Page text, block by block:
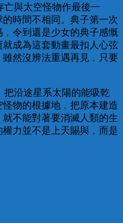
亡與太空怪物作最後一
時間不相同。典子第一次
令到還是少女的典子感慨
成為這套動畫最扣人心弦
然沒辨法重遇再見﹐只要
把沿途星系太陽的能吸乾
物的根據地﹐把原本建造
不能對著要消滅人類的生
力並不是上天賜與﹐而是